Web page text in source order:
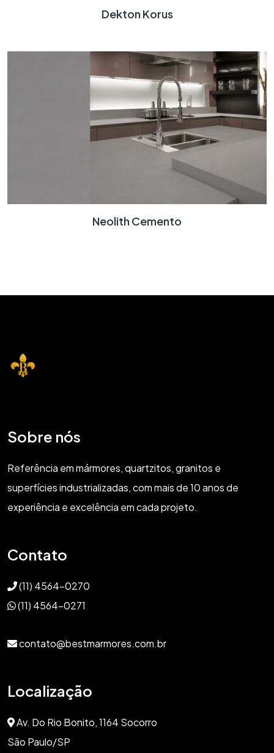
Dekton Korus
Neolith Cemento
Sobre nós
Referência em mármores, quartzitos, granitos e
superfícies industrializadas, com mais de 10 anos de
experiência e excelência em cada projeto.
Contato
(11) 4564-0270
(11) 4564-0271
contato@bestmarmores.com.br
Localização
Av. Do Rio Bonito, 1164 Socorro
São Paulo/SP